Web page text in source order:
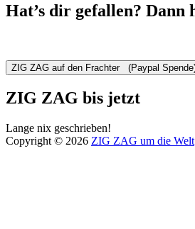
Hat’s dir gefallen?
ZIG ZAG bis jetzt
Lange nix geschrieben!
Copyright © 2026 ZIG ZAG um die Welt